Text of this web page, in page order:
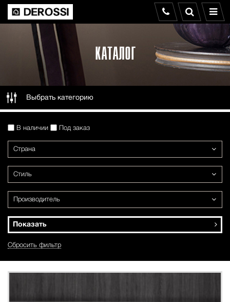
КАТАЛОГ
Выбрать категорию
В наличии Под заказ
Страна
Стиль
Производитель
Показать
Сбросить фильтр